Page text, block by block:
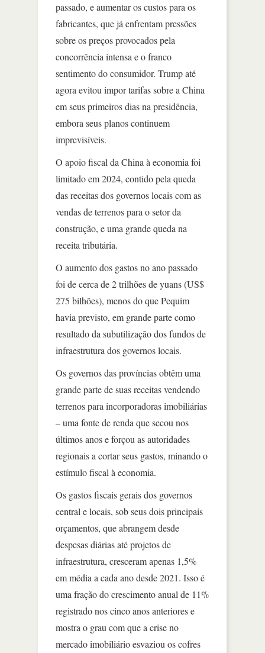
passado, e aumentar os custos para os
fabricantes, que já enfrentam pressões
sobre os preços provocados pela
concorrência intensa e o franco
sentimento do consumidor. Trump até
agora evitou impor tarifas sobre a China
em seus primeiros dias na presidência,
embora seus planos continuem
imprevisíveis.
O apoio fiscal da China à economia foi
limitado em 2024, contido pela queda
das receitas dos governos locais com as
vendas de terrenos para o setor da
construção, e uma grande queda na
receita tributária.
O aumento dos gastos no ano passado
foi de cerca de 2 trilhões de yuans (US$
275 bilhões), menos do que Pequim
havia previsto, em grande parte como
resultado da subutilização dos fundos de
infraestrutura dos governos locais.
Os governos das províncias obtêm uma
grande parte de suas receitas vendendo
terrenos para incorporadoras imobiliárias
– uma fonte de renda que secou nos
últimos anos e forçou as autoridades
regionais a cortar seus gastos, minando o
estímulo fiscal à economia.
Os gastos fiscais gerais dos governos
central e locais, sob seus dois principais
orçamentos, que abrangem desde
despesas diárias até projetos de
infraestrutura, cresceram apenas 1,5%
em média a cada ano desde 2021. Isso é
uma fração do crescimento anual de 11%
registrado nos cinco anos anteriores e
mostra o grau com que a crise no
mercado imobiliário esvaziou os cofres